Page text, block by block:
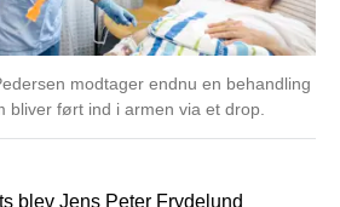
modtager endnu en behandling
bliver ført ind i armen via et drop.
blev Jens Peter Frydelund